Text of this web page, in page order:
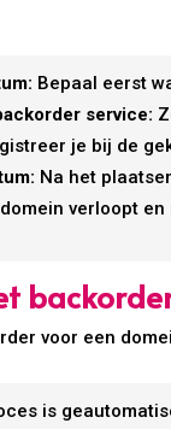
Bepaal eerst
service:
je bij de
Na het
verloopt
voor een
is